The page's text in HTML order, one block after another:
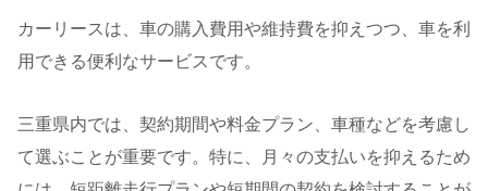
カーリースは、車の購入費用や維持費を抑えつつ、車を利
用できる便利なサービスです。
三重県内では、契約期間や料金プラン、車種などを考慮し
て選ぶことが重要です。特に、月々の支払いを抑えるため